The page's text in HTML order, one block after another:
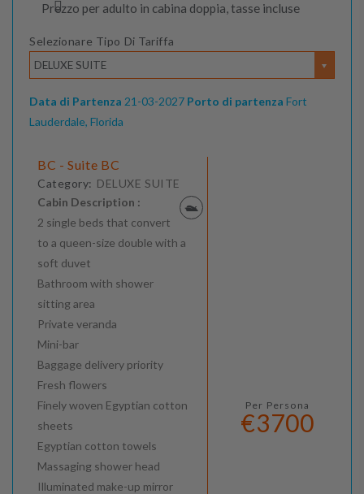
Prezzo per adulto in cabina doppia, tasse incluse
Selezionare Tipo Di Tariffa
DELUXE SUITE
Data di Partenza 21-03-2027 Porto di partenza Fort
Lauderdale, Florida
BC - Suite BC
Category: DELUXE SUITE
Cabin Description :
2 single beds that convert
to a queen-size double with a
soft duvet
Bathroom with shower
sitting area
Private veranda
Mini-bar
Baggage delivery priority
Fresh flowers
Finely woven Egyptian cotton
sheets
Egyptian cotton towels
Massaging shower head
Illuminated make-up mirror
Per Persona
€3700